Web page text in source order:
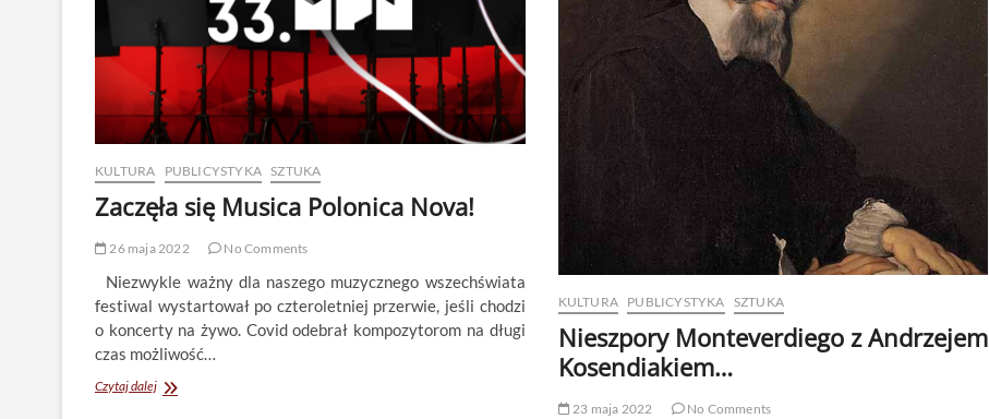
KULTURA PUBLICYSTYKA SZTUKA
Zaczęła się Musica Polonica Nova!
26 maja 2022 No Comments
Niezwykle ważny dla naszego muzycznego wszechświata
festiwal wystartował po czteroletniej przerwie, jeśli chodzi
o koncerty na żywo. Covid odebrał kompozytorom na długi
czas możliwość…
Czytaj dalejZaczęła
KULTURA PUBLICYSTYKA SZTUKA
Nieszpory Monteverdiego z Andrzejem
Kosendiakiem…
23 maja 2022 No Comments